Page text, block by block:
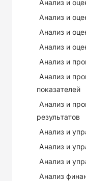
Анализ и
Анализ и
Анализ и
Анализ и
Анализ и
Анализ и
показателей
Анализ и
результатов
Анализ и
Анализ и
Анализ и
Анализ